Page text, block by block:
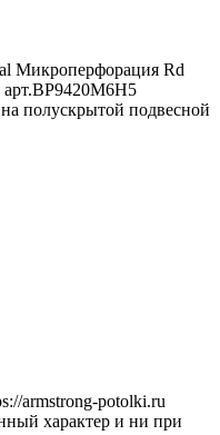
Микроперфорация Rd
полускрытой подвесной
armstrong-potolki.ru
характер и ни при